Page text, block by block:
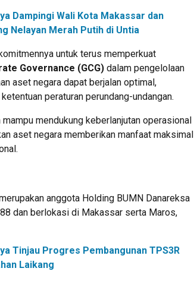
Dampingi Wali Kota Makassar dan
Nelayan Merah Putih di Untia
untuk terus memperkuat
Governance (GCG) dalam pengelolaan
aset negara dapat berjalan optimal,
peraturan perundang-undangan.
mendukung keberlanjutan operasional
aset negara memberikan manfaat maksimal
anggota Holding BUMN Danareksa
dan berlokasi di Makassar serta Maros,
Tinjau Progres Pembangunan TPS3R
Laikang